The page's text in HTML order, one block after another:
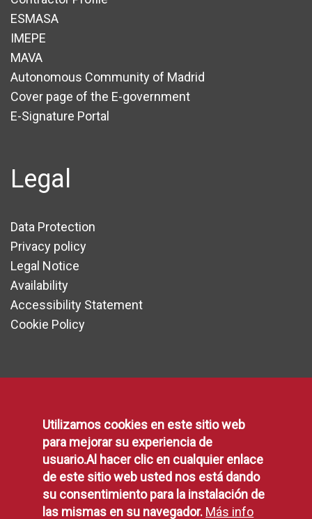
ESMASA
IMEPE
MAVA
Autonomous Community of Madrid
Cover page of the E-government
E-Signature Portal
Legal
Data Protection
Privacy policy
Legal Notice
Availability
Accessibility Statement
Cookie Policy
Communication
Contact form
Suggestions, Complaints and Compliments
Municipal Agenda
Social Networking
Utilizamos cookies en este sitio web
para mejorar su experiencia de
usuario.Al hacer clic en cualquier enlace
de este sitio web usted nos está dando
su consentimiento para la instalación de
las mismas en su navegador. Más info